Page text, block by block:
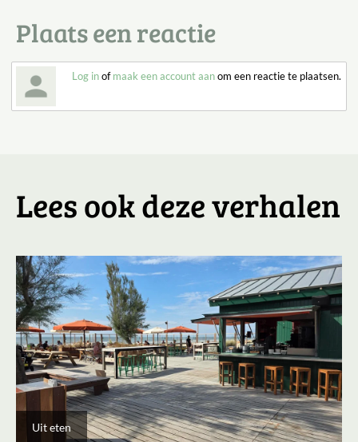
Plaats een reactie
Log inofmaak een account aanom een reactie te plaatsen.
Lees ook deze verhalen
Uit eten